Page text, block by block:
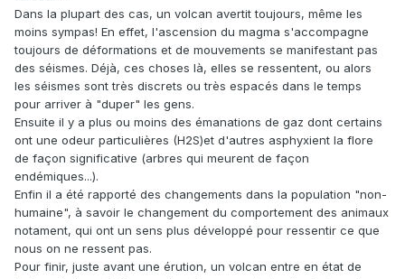
Dans la plupart des cas, un volcan avertit toujours, même les
moins sympas! En effet, l'ascension du magma s'accompagne
toujours de déformations et de mouvements se manifestant pas
des séismes. Déjà, ces choses là, elles se ressentent, ou alors
les séismes sont très discrets ou très espacés dans le temps
pour arriver à "duper" les gens.
Ensuite il y a plus ou moins des émanations de gaz dont certains
ont une odeur particulières (H2S)et d'autres asphyxient la flore
de façon significative (arbres qui meurent de façon
endémiques...).
Enfin il a été rapporté des changements dans la population "non-
humaine", à savoir le changement du comportement des animaux
notament, qui ont un sens plus développé pour ressentir ce que
nous on ne ressent pas.
Pour finir, juste avant une érution, un volcan entre en état de